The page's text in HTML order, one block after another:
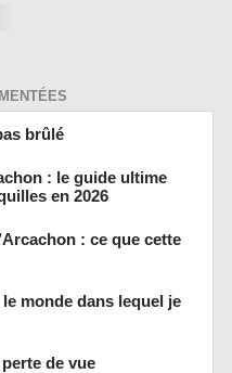
brûlé
: le guide ultime
en 2026
: ce que cette
monde dans lequel je
de vue